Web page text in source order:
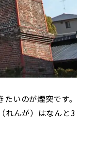
いのが煙突です。
れんが）はなんと3